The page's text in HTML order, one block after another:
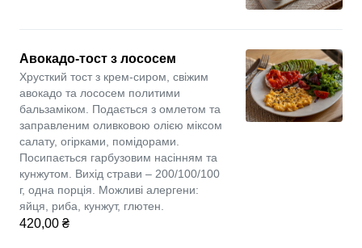
Авокадо-тост з лососем
Хрусткий тост з крем-сиром, свіжим
авокадо та лососем политими
бальзаміком. Подається з омлетом та
заправленим оливковою олією міксом
салату, огірками, помідорами.
Посипається гарбузовим насінням та
кунжутом. Вихід страви – 200/100/100
г, одна порція. Можливі алергени:
яйця, риба, кунжут, глютен.
420,00 ₴